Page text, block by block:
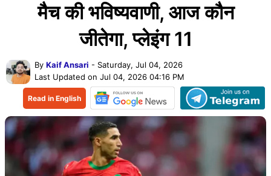
मैच की भविष्यवाणी, आज कौन
जीतेगा, प्लेइंग 11
By Kaif Ansari - Saturday, Jul 04, 2026
Last Updated on Jul 04, 2026 04:16 PM
Read in English